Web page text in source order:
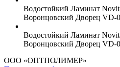
Водостойкий Ламинат
Воронцовский Дворец VD-
Водостойкий Ламинат
Воронцовский Дворец VD-
ООО «ОПТПОЛИМЕР»